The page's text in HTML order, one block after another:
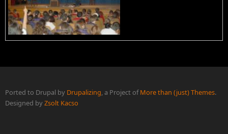
Ported to Drupal by Drupalizing, a Project ofMore than (just) Themes.
Designed byZsolt Kacso